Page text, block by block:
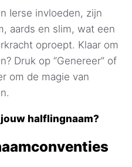
Ierse invloeden, zijn
aards en slim, wat een
oproept. Klaar om
Druk op “Genereer” of
om de magie van
halflingnaam?